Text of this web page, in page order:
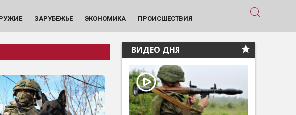
ЗАРУБЕЖЬЕ ЭКОНОМИКА ПРОИСШЕСТВИЯ
ВИДЕО ДНЯ